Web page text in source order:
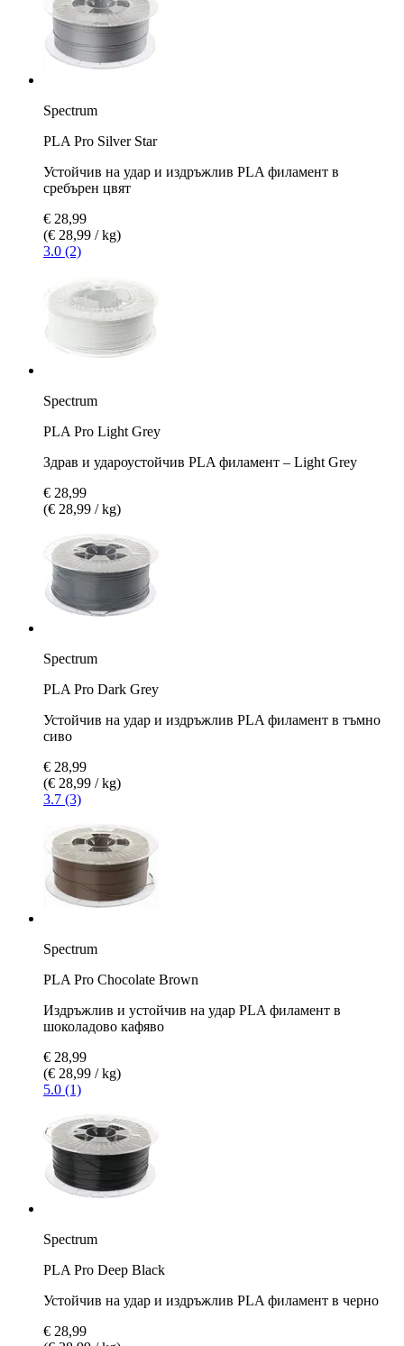
Spectrum
PLA Pro Silver Star
Устойчив на удар и издръжлив PLA филамент в
сребърен цвят
€ 28,99
(€ 28,99 / kg)
3.0 (2)
Spectrum
PLA Pro Light Grey
Здрав и удароустойчив PLA филамент – Light Grey
€ 28,99
(€ 28,99 / kg)
Spectrum
PLA Pro Dark Grey
Устойчив на удар и издръжлив PLA филамент в тъмно
сиво
€ 28,99
(€ 28,99 / kg)
3.7 (3)
Spectrum
PLA Pro Chocolate Brown
Издръжлив и устойчив на удар PLA филамент в
шоколадово кафяво
€ 28,99
(€ 28,99 / kg)
5.0 (1)
Spectrum
PLA Pro Deep Black
Устойчив на удар и издръжлив PLA филамент в черно
€ 28,99